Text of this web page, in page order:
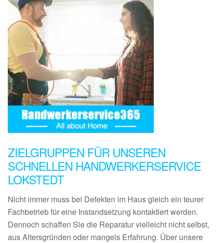
ZIELGRUPPEN FÜR UNSEREN
SCHNELLEN HANDWERKERSERVICE
LOKSTEDT
Nicht immer muss bei Defekten im Haus gleich ein teurer
Fachbetrieb für eine Instandsetzung kontaktiert werden.
Dennoch schaffen Sie die Reparatur vielleicht nicht selbst,
aus Altersgründen oder mangels Erfahrung. Über unsere